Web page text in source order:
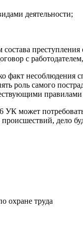
деятельности;
состава
с
факт
роль самого
УК может
дело
охране труда